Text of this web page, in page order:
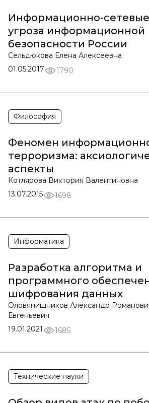
Информационно-
угроза информационной
безопасности России
Сельдюкова Елена Алексеевна
01.05.2017
1790
Философия
Феномен
терроризма:
аспекты
Котлярова Виктория Валентиновна
13.07.2015
1698
Информатика
Разработка алгоритма и
программного
шифрования данных
Оловянишников Александр
Евгеньевич
19.01.2021
1685
Технические науки